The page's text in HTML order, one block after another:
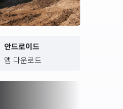
안드로이드
앱 다운로드